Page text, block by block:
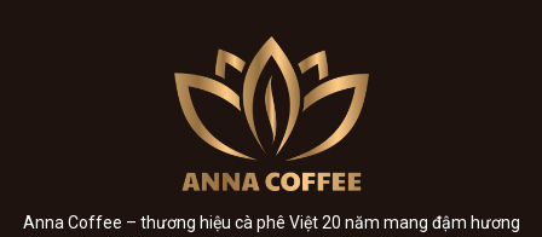
Anna Coffee – thương hiệu cà phê Việt 20 năm mang đậm hương